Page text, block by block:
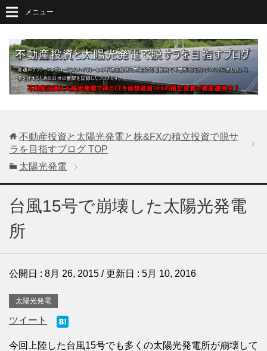
メニュー
不動産投資と太陽光発電と株&FXの積立投資で脱サ
ラを目指すブログ TOP
太陽光発電
台風15号で崩壊した太陽光発電
所
公開日 : 8月 26, 2015 / 更新日 : 5月 10, 2016
太陽光発電
ツイート
今回上陸した台風15号でも多くの太陽光発電所が崩壊して